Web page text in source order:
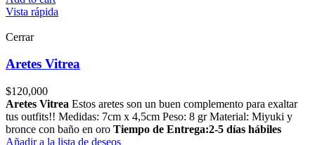
Vista rápida
Cerrar
Aretes Vitrea
$120,000
Aretes Vitrea Estos aretes son un buen complemento para exaltar
tus outfits!! Medidas: 7cm x 4,5cm Peso: 8 gr Material: Miyuki y
bronce con baño en oro Tiempo de Entrega:2-5 días hábiles
Añadir a la lista de deseos